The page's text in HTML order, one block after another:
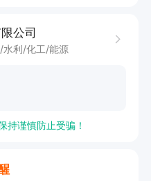
公司
水利/化工/能源
持谨慎防止受骗！